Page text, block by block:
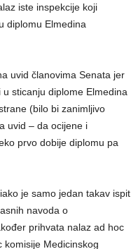
iste inspekcije koji
diplomu Elmedina
uvid članovima Senata jer
sticanju diplome Elmedina
(bilo bi zanimljivo
uvid – da ocijene i
prvo dobije diplomu pa
je samo jedan takav ispit
navoda o
prihvata nalaz ad hoc
komisije Medicinskog